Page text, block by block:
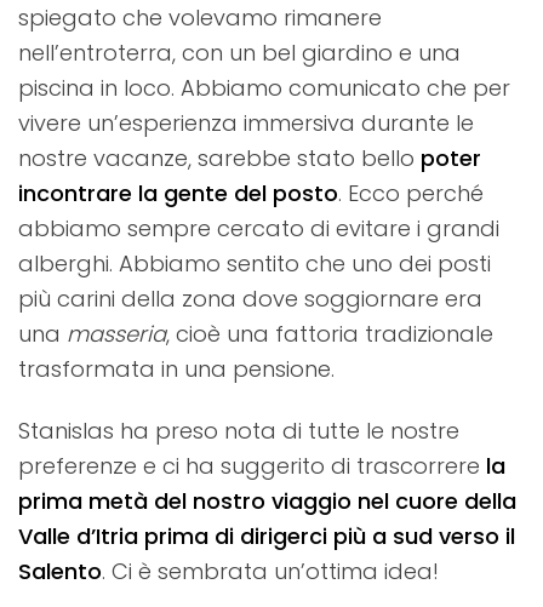
spiegato che volevamo rimanere
nell’entroterra, con un bel giardino e una
piscina in loco. Abbiamo comunicato che per
vivere un’esperienza immersiva durante le
nostre vacanze, sarebbe stato bello poter
incontrare la gente del posto. Ecco perché
abbiamo sempre cercato di evitare i grandi
alberghi. Abbiamo sentito che uno dei posti
più carini della zona dove soggiornare era
una masseria, cioè una fattoria tradizionale
trasformata in una pensione.
Stanislas ha preso nota di tutte le nostre
preferenze e ci ha suggerito di trascorrere la
prima metà del nostro viaggio nel cuore della
Valle d’Itria prima di dirigerci più a sud verso il
Salento. Ci è sembrata un’ottima idea!